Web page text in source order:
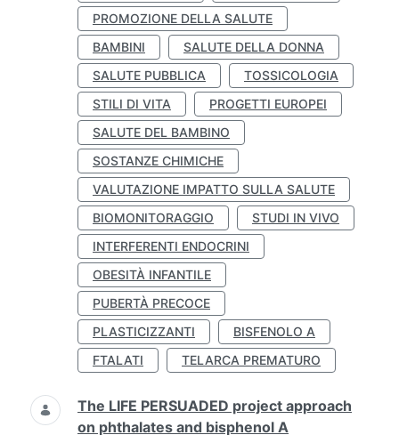
PROMOZIONE DELLA SALUTE
BAMBINI
SALUTE DELLA DONNA
SALUTE PUBBLICA
TOSSICOLOGIA
STILI DI VITA
PROGETTI EUROPEI
SALUTE DEL BAMBINO
SOSTANZE CHIMICHE
VALUTAZIONE IMPATTO SULLA SALUTE
BIOMONITORAGGIO
STUDI IN VIVO
INTERFERENTI ENDOCRINI
OBESITÀ INFANTILE
PUBERTÀ PRECOCE
PLASTICIZZANTI
BISFENOLO A
FTALATI
TELARCA PREMATURO
The LIFE PERSUADED project approach
on phthalates and bisphenol A